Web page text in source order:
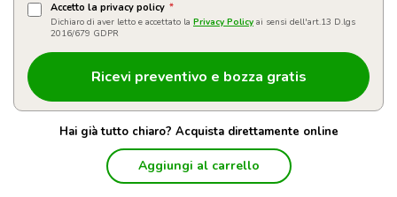
Accetto la privacy policy *
Dichiaro di aver letto e accettato la Privacy Policy ai sensi dell'art.13 D.lgs
2016/679 GDPR
Hai già tutto chiaro? Acquista direttamente online
Aggiungi al carrello